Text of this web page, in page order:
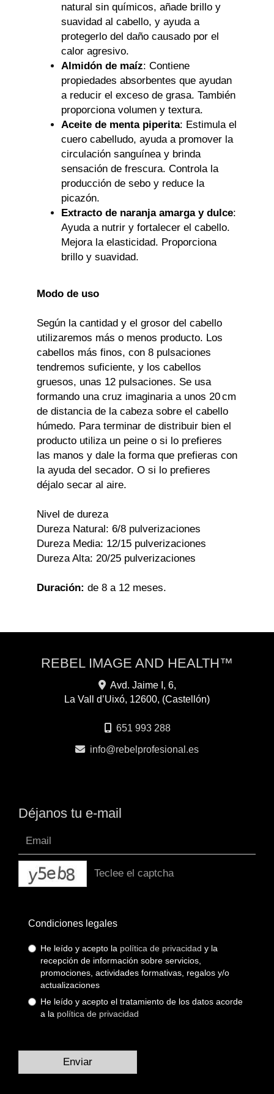
natural sin químicos, añade brillo y
suavidad al cabello, y ayuda a
protegerlo del daño causado por el
calor agresivo.
Almidón de maíz: Contiene
propiedades absorbentes que ayudan
a reducir el exceso de grasa. También
proporciona volumen y textura.
Aceite de menta piperita: Estimula el
cuero cabelludo, ayuda a promover la
circulación sanguínea y brinda
sensación de frescura. Controla la
producción de sebo y reduce la
picazón.
Extracto de naranja amarga y dulce:
Ayuda a nutrir y fortalecer el cabello.
Mejora la elasticidad. Proporciona
brillo y suavidad.
Modo de uso
Según la cantidad y el grosor del cabello
utilizaremos más o menos producto. Los
cabellos más finos, con 8 pulsaciones
tendremos suficiente, y los cabellos
gruesos, unas 12 pulsaciones. Se usa
formando una cruz imaginaria a unos 20 cm
de distancia de la cabeza sobre el cabello
húmedo. Para terminar de distribuir bien el
producto utiliza un peine o si lo prefieres
las manos y dale la forma que prefieras con
la ayuda del secador. O si lo prefieres
déjalo secar al aire.
Nivel de dureza
Dureza Natural: 6/8 pulverizaciones
Dureza Media: 12/15 pulverizaciones
Dureza Alta: 20/25 pulverizaciones
Duración: de 8 a 12 meses.
REBEL IMAGE AND HEALTH™
Avd. Jaime I, 6,
La Vall d’Uixó, 12600, (Castellón)
651 993 288
info
rebelprofesional.es
Déjanos tu e-mail
captcha
Condiciones legales
He leído y acepto la política de privacidad y la
recepción de información sobre servicios,
promociones, actividades formativas, regalos y/o
actualizaciones
He leído y acepto el tratamiento de los datos acorde
a la política de privacidad
Enviar